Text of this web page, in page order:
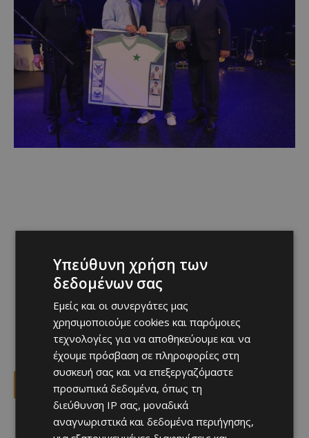
Υπεύθυνη χρήση των
δεδομένων σας
Εμείς και οι συνεργάτες μας
χρησιμοποιούμε cookies και παρόμοιες
τεχνολογίες για να αποθηκεύουμε και να
έχουμε πρόσβαση σε πληροφορίες στη
συσκευή σας και να επεξεργαζόμαστε
προσωπικά δεδομένα, όπως τη
διεύθυνση IP σας, μοναδικά
αναγνωριστικά και δεδομένα περιήγησης,